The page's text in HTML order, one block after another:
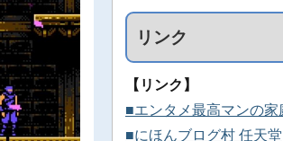
リンク
【リンク】
■エンタメ最高マンの
■にほんブログ村 任天堂